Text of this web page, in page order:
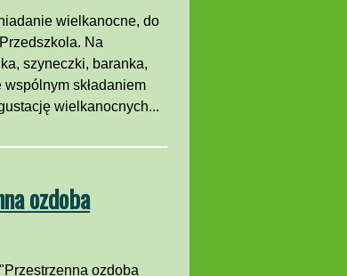
wielkanocne, do
Na
szyneczki, baranka,
składaniem
wielkanocnych...
ozdoba
ozdoba